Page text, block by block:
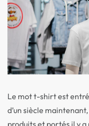
Le mot t-shirt est
d’un siècle
produits et portés il y